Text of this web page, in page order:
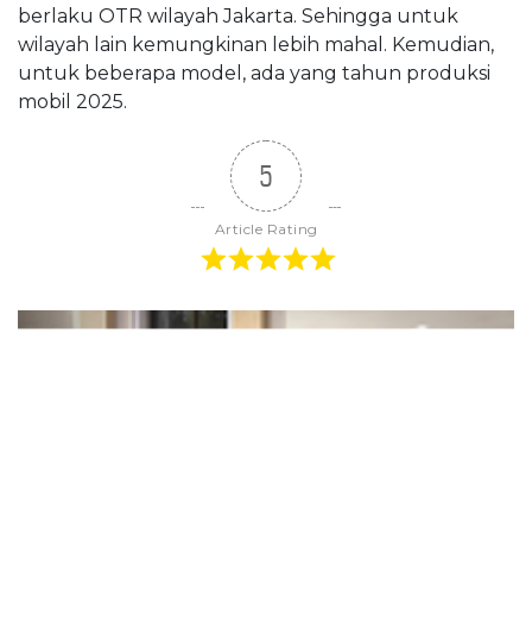
berlaku OTR wilayah Jakarta. Sehingga untuk
wilayah lain kemungkinan lebih mahal. Kemudian,
untuk beberapa model, ada yang tahun produksi
mobil 2025.
5
Article Rating